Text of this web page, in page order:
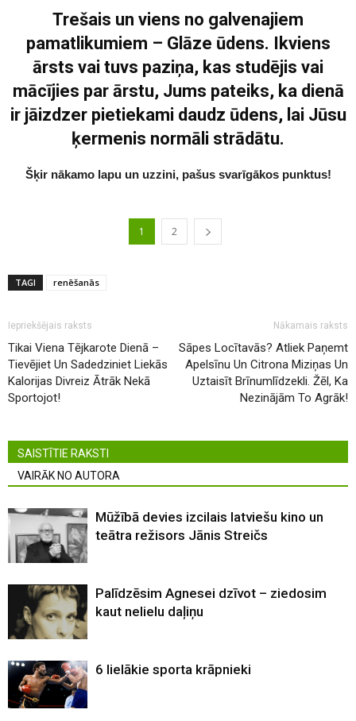
Trešais un viens no galvenajiem
pamatlikumiem – Glāze ūdens. Ikviens
ārsts vai tuvs paziņa, kas studējis vai
mācījies par ārstu, Jums pateiks, ka dienā
ir jāizdzer pietiekami daudz ūdens, lai Jūsu
ķermenis normāli strādātu.
Šķir nākamo lapu un uzzini, pašus svarīgākos punktus!
1 2
TAGI renēšanās
Iepriekšējais raksts
Tikai Viena Tējkarote Dienā –
Tievējiet Un Sadedziniet Liekās
Kalorijas Divreiz Ātrāk Nekā
Sportojot!
Nākamais raksts
Sāpes Locītavās? Atliek Paņemt
Apelsīnu Un Citrona Miziņas Un
Uztaisīt Brīnumlīdzekli. Žēl, Ka
Nezinājām To Agrāk!
SAISTĪTIE RAKSTI
VAIRĀK NO AUTORA
Mūžībā devies izcilais latviešu kino un
teātra režisors Jānis Streičs
Palīdzēsim Agnesei dzīvot – ziedosim
kaut nelielu daļiņu
6 lielākie sporta krāpnieki